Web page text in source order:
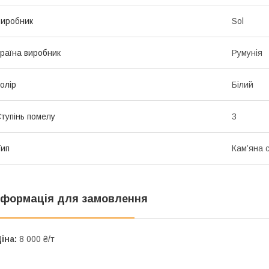
Sol
виробник Румунія
Білий
помелу 3
Кам’яна
для замовлення
8 000 ₴/т